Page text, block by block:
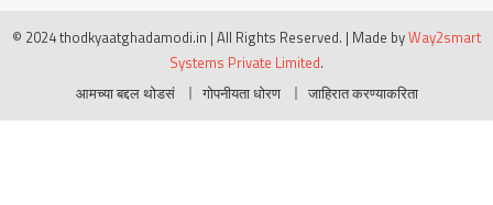
© 2024 thodkyaatghadamodi.in | All Rights Reserved. | Made byWay2smart
Systems Private Limited.
आमच्या बद्दल थोडसं
गोपनीयता धोरण जाहिरात करण्याकरिता